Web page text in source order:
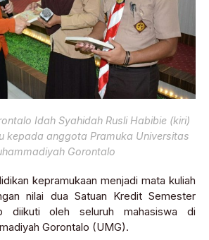
Idah Syahidah Rusli Habibie (kiri)
kepada anggota Pramuka Universitas
Gorontalo
kepramukaan menjadi mata kuliah
nilai dua Satuan Kredit Semester
diikuti oleh seluruh mahasiswa di
Gorontalo (UMG).